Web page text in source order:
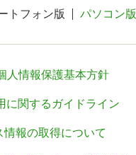
トフォン版 パソコン版
人情報保護基本方針
に関するガイドライン
報の取得について